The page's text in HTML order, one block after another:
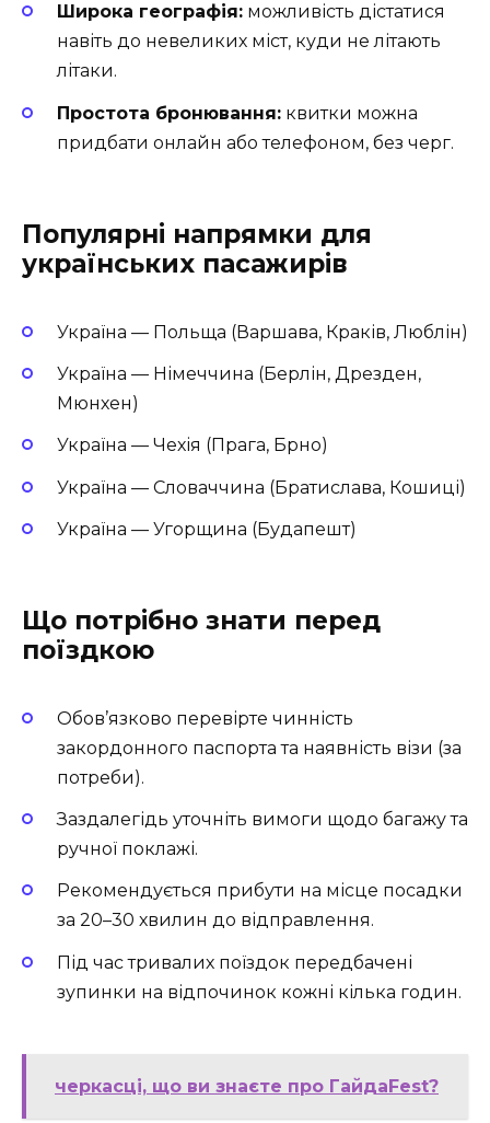
Широка географія: можливість дістатися
навіть до невеликих міст, куди не літають
літаки.
Простота бронювання: квитки можна
придбати онлайн або телефоном, без черг.
Популярні напрямки для
українських пасажирів
Україна — Польща (Варшава, Краків, Люблін)
Україна — Німеччина (Берлін, Дрезден,
Мюнхен)
Україна — Чехія (Прага, Брно)
Україна — Словаччина (Братислава, Кошиці)
Україна — Угорщина (Будапешт)
Що потрібно знати перед
поїздкою
Обов’язково перевірте чинність
закордонного паспорта та наявність візи (за
потреби).
Заздалегідь уточніть вимоги щодо багажу та
ручної поклажі.
Рекомендується прибути на місце посадки
за 20–30 хвилин до відправлення.
Під час тривалих поїздок передбачені
зупинки на відпочинок кожні кілька годин.
черкасці, що ви знаєте про ГайдаFest?